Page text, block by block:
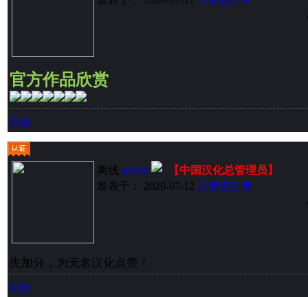
官方作品欣赏
回复
离线 admin
【中国汉化总管理员】
发表于： 2020-07-12 只看该作者
先加分，为无名汉化点赞！
回复